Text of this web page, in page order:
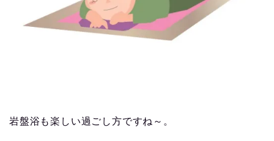
岩盤浴も楽しい過ごし方ですね～。